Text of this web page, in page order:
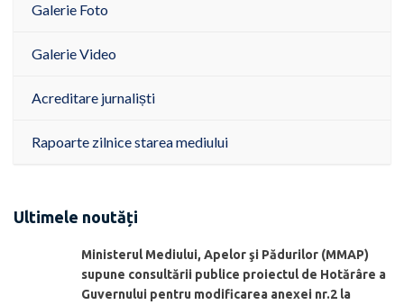
Galerie Foto
Galerie Video
Acreditare jurnaliști
Rapoarte zilnice starea mediului
Ultimele noutăți
Ministerul Mediului, Apelor şi Pădurilor (MMAP)
supune consultării publice proiectul de Hotărâre a
Guvernului pentru modificarea anexei nr.2 la